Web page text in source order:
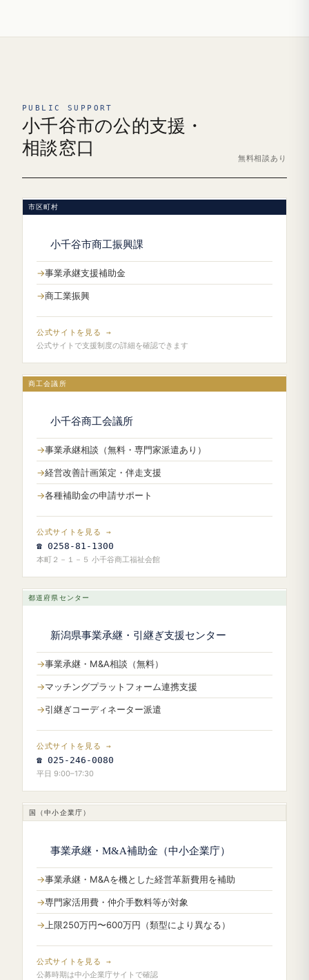
PUBLIC SUPPORT
小千谷市の公的支援・
相談窓口
無料相談あり
市区町村
小千谷市商工振興課
事業承継支援補助金
商工業振興
公式サイトを見る →
公式サイトで支援制度の詳細を確認できます
商工会議所
小千谷商工会議所
事業承継相談（無料・専門家派遣あり）
経営改善計画策定・伴走支援
各種補助金の申請サポート
公式サイトを見る →
☎ 0258-81-1300
本町２－１－５ 小千谷商工福祉会館
都道府県センター
新潟県事業承継・引継ぎ支援センター
事業承継・M&A相談（無料）
マッチングプラットフォーム連携支援
引継ぎコーディネーター派遣
公式サイトを見る →
☎ 025-246-0080
平日 9:00–17:30
国（中小企業庁）
事業承継・M&A補助金（中小企業庁）
事業承継・M&Aを機とした経営革新費用を補助
専門家活用費・仲介手数料等が対象
上限250万円〜600万円（類型により異なる）
公式サイトを見る →
公募時期は中小企業庁サイトで確認